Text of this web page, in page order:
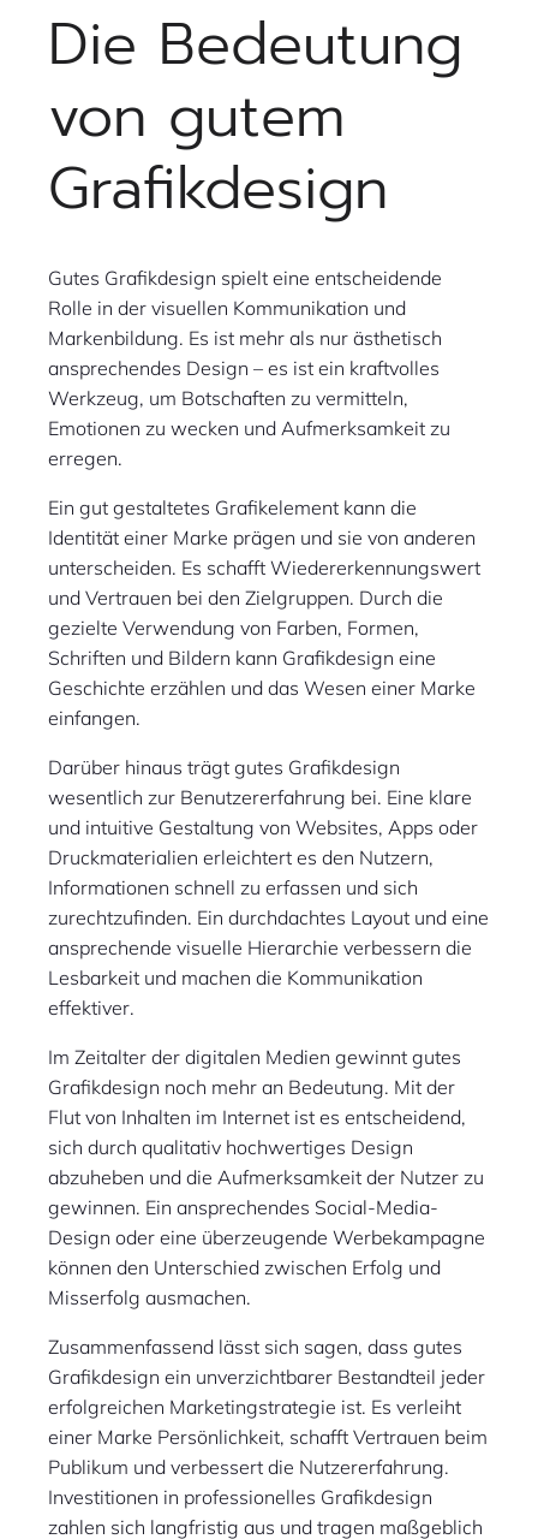
Die Bedeutung
von gutem
Grafikdesign
Gutes Grafikdesign spielt eine entscheidende
Rolle in der visuellen Kommunikation und
Markenbildung. Es ist mehr als nur ästhetisch
ansprechendes Design – es ist ein kraftvolles
Werkzeug, um Botschaften zu vermitteln,
Emotionen zu wecken und Aufmerksamkeit zu
erregen.
Ein gut gestaltetes Grafikelement kann die
Identität einer Marke prägen und sie von anderen
unterscheiden. Es schafft Wiedererkennungswert
und Vertrauen bei den Zielgruppen. Durch die
gezielte Verwendung von Farben, Formen,
Schriften und Bildern kann Grafikdesign eine
Geschichte erzählen und das Wesen einer Marke
einfangen.
Darüber hinaus trägt gutes Grafikdesign
wesentlich zur Benutzererfahrung bei. Eine klare
und intuitive Gestaltung von Websites, Apps oder
Druckmaterialien erleichtert es den Nutzern,
Informationen schnell zu erfassen und sich
zurechtzufinden. Ein durchdachtes Layout und eine
ansprechende visuelle Hierarchie verbessern die
Lesbarkeit und machen die Kommunikation
effektiver.
Im Zeitalter der digitalen Medien gewinnt gutes
Grafikdesign noch mehr an Bedeutung. Mit der
Flut von Inhalten im Internet ist es entscheidend,
sich durch qualitativ hochwertiges Design
abzuheben und die Aufmerksamkeit der Nutzer zu
gewinnen. Ein ansprechendes Social-Media-
Design oder eine überzeugende Werbekampagne
können den Unterschied zwischen Erfolg und
Misserfolg ausmachen.
Zusammenfassend lässt sich sagen, dass gutes
Grafikdesign ein unverzichtbarer Bestandteil jeder
erfolgreichen Marketingstrategie ist. Es verleiht
einer Marke Persönlichkeit, schafft Vertrauen beim
Publikum und verbessert die Nutzererfahrung.
Investitionen in professionelles Grafikdesign
zahlen sich langfristig aus und tragen maßgeblich